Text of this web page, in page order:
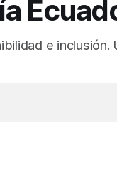
e inclusión.